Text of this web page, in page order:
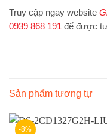
Truy cập ngay website
0939 868 191 để được
Sản phẩm tương tự
-8%